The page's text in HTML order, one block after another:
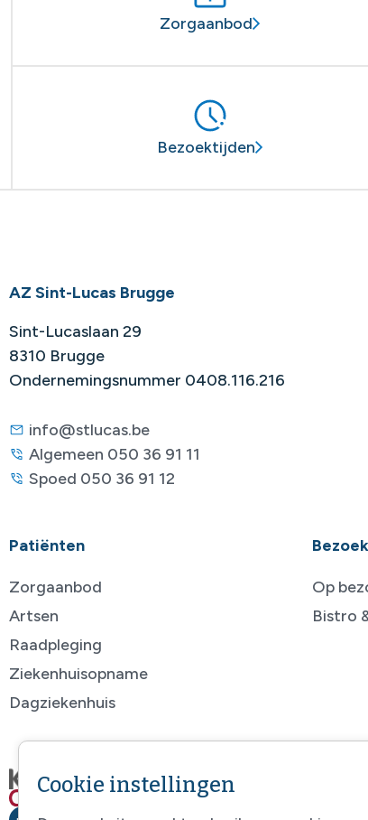
Zorgaanbod
Bezoektijden
AZ Sint-Lucas Brugge
Sint-Lucaslaan 29
8310 Brugge
Ondernemingsnummer 0408.116.216
info@stlucas.be
Algemeen 050 36 91 11
Spoed 050 36 91 12
Patiënten
Zorgaanbod
Artsen
Raadpleging
Ziekenhuisopname
Dagziekenhuis
Op
Bistro
Cookie instellingen